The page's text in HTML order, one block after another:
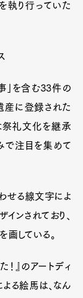
Cars
執り行っていた
」を含む33件の
産に登録された
祭礼文化を継承
で注目を集めて
せる線文字によ
ンされており、
している。
』のアートディ
る絵馬は、なん